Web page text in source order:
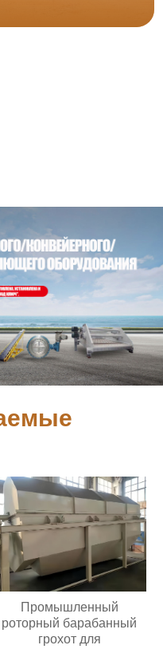
Промышленный
роторный барабанный
грохот для